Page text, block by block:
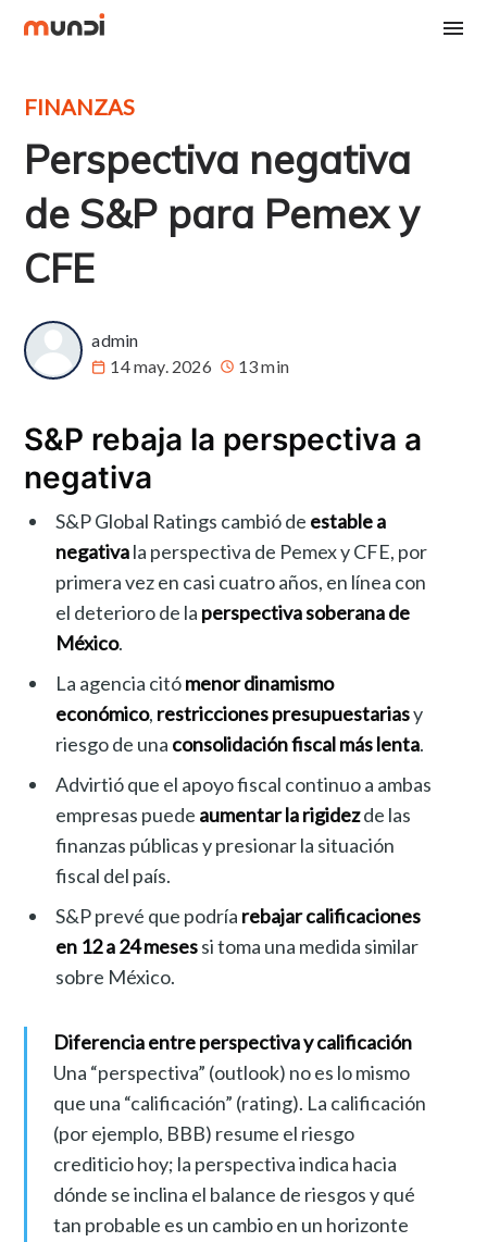
FINANZAS
Perspectiva negativa
de S&P para Pemex y
CFE
admin
14 may. 2026
13 min
S&P rebaja la perspectiva a
negativa
S&P Global Ratings cambió de estable a
negativala perspectiva de Pemex y CFE, por
primera vez en casi cuatro años, en línea con
el deterioro de la perspectiva soberana de
México.
La agencia citómenor dinamismo
económico, restricciones presupuestariasy
riesgo de una consolidación fiscal más lenta.
Advirtió que el apoyo fiscal continuo a ambas
empresas puede aumentar la rigidezde las
finanzas públicas y presionar la situación
fiscal del país.
S&P prevé que podría rebajar calificaciones
en 12 a 24 mesessi toma una medida similar
sobre México.
Diferencia entre perspectiva y calificación
Una “perspectiva” (outlook) no es lo mismo
que una “calificación” (rating). La calificación
(por ejemplo, BBB) resume el riesgo
crediticio hoy; la perspectiva indica hacia
dónde se inclina el balance de riesgos y qué
tan probable es un cambio en un horizonte